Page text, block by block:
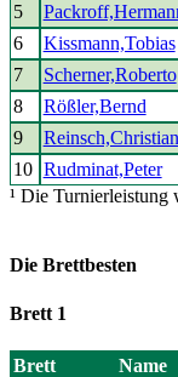
5
6
Kissmann,Tobias
7
Scherner,Roberto
8
Rößler,Bernd
9
Reinsch,Christian
10 Rudminat,Peter
¹ Die Turnierleistung
Die Brettbesten
Brett 1
Brett Name